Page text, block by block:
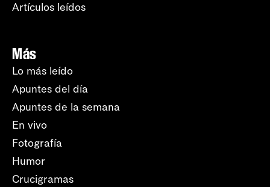
Artículos leídos
Más
Lo más leído
Apuntes del día
Apuntes de la semana
En vivo
Fotografía
Humor
Crucigramas